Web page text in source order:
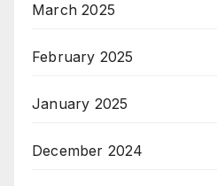
March 2025
February 2025
January 2025
December 2024